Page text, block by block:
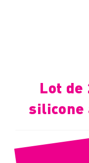
Lot de
silicone